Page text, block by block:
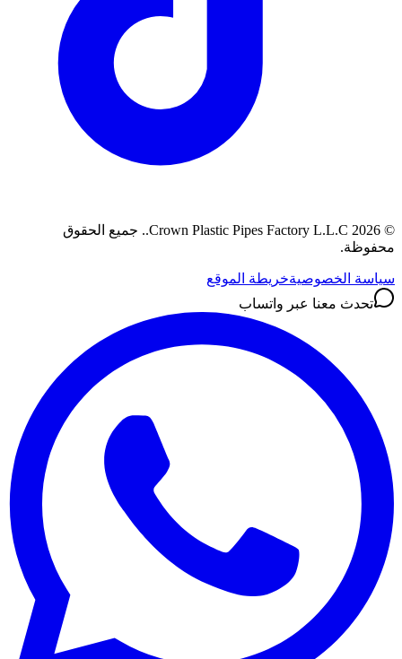
©
2026
Crown Plastic Pipes Factory L.L.C.
. جميع الحقوق
محفوظة.
سياسة الخصوصيةخريطة الموقع
تحدث معنا عبر واتساب